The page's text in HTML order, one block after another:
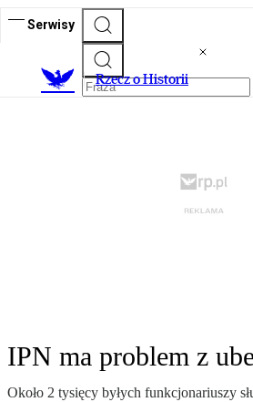
Serwisy
Rzecz o Historii
IPN ma problem z
Około 2 tysięcy byłych funkcjonariuszy